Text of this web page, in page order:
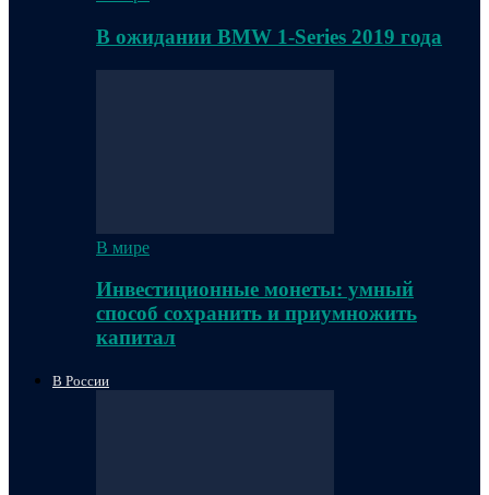
В ожидании BMW 1-Series 2019 года
В мире
Инвестиционные монеты: умный
способ сохранить и приумножить
капитал
В России